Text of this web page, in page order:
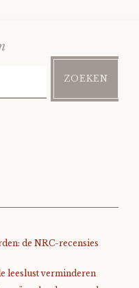
ZOEKEN
de NRC-recensies
leeslust verminderen